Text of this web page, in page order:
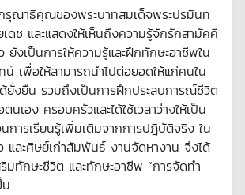
รุณาธิคุณของพระบาทสมเด็จพระปรมินท
ดช และแสดงให้เห็นถึงความรู้จักรักสามัคคี
ยังเป็นการให้ความรู้และฝึกทักษะอาชีพใน
เพื่อให้สามารถนำไปต่อยอดให้แก่คนใน
ด้ยั่งยืน รวมถึงเป็นการฝึกประสบการณ์ชีวิต
ตนเอง ครอบครัวและได้ใช้เวลาว่างให้เป็น
การเรียนรู้เพิ่มเติมจากการปฎิบัติจริง ใน
และศิษย์เก่าสัมพันธ์ งานจัดหางาน จึงได้
มทักษะชีวิต และทักษะอาชีพ “การจัดทำ